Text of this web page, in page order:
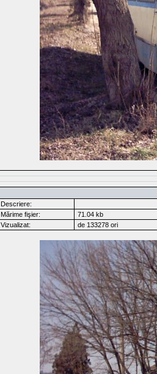
Descriere:
Mărime fişier:
71.04 kb
Vizualizat:
de 133278 ori